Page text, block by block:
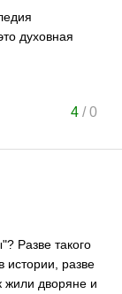
духовная
4/0
Разве такого
истории, разве
жили дворяне и